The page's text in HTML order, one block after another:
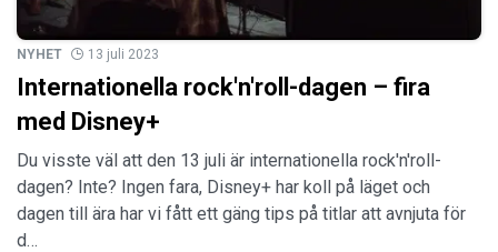
NYHET 13 juli 2023
Internationella rock'n'roll-dagen – fira
med Disney+
Du visste väl att den 13 juli är internationella rock'n'roll-
dagen? Inte? Ingen fara, Disney+ har koll på läget och
dagen till ära har vi fått ett gäng tips på titlar att avnjuta för
d…